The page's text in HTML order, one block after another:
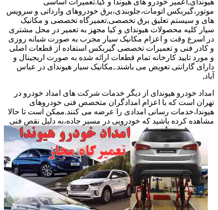
موتور،گیربکس اتومات،جلوبندی،برق خودروهای وارداتی و سرویس
های و سیستم تعلیق برق تخصصی,تعمیرگاه تخصصی و مکانیک
سیار کلیه محصولات هیوندای و کیا مجهز به تعمیر در محل مشتری
در اسرع وقت و اعزام مکانیک سیار مجرب به صورت شبانه روزی
و کادر فنی و تعمیرات تخصصی گیربکس استفاده از قطعات اصلی
و مورد تایید کارخانه تمام قطعات ارائه شده به صورت اریجینال و
دارای گارانتی تعویض می باشند.,مکانیک سیار هیوندای در عباس
آباد,
امداد خودرو هیوندای از دیگر خدمات شرکت های امداد خودرو در
تهران است که با اعزام امدادگران متخصص فنی خودروهای
هیوندا،خدمات رسانی امدادی را عرضه می کنند.ممکن است تا حالا
مشاهده کرده باشید که خودرویی در مسیر جاده،به دلیل نقص فنی